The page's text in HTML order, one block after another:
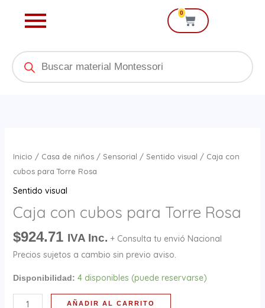
0
Cart
Products
search
Inicio / Casa de niños/ Sensorial / Sentido visual / Caja con
cubos para Torre Rosa
Sentido visual
Caja con cubos para Torre Rosa
$924.71 IVA Inc. + Consulta tu envió Nacional
Precios sujetos a cambio sin previo aviso.
Disponibilidad: 4 disponibles (puede reservarse)
con
cubos
Rosa
AÑADIR AL CARRITO